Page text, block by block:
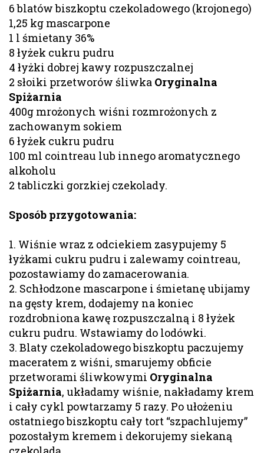
6 blatów biszkoptu czekoladowego (krojonego)
1,25 kg mascarpone
1 l śmietany 36%
8 łyżek cukru pudru
4 łyżki dobrej kawy rozpuszczalnej
2 słoiki przetworów śliwka Oryginalna
Spiżarnia
400g mrożonych wiśni rozmrożonych z
zachowanym sokiem
6 łyżek cukru pudru
100 ml cointreau lub innego aromatycznego
alkoholu
2 tabliczki gorzkiej czekolady.
Sposób przygotowania:
1. Wiśnie wraz z odciekiem zasypujemy 5
łyżkami cukru pudru i zalewamy cointreau,
pozostawiamy do zamacerowania.
2. Schłodzone mascarpone i śmietanę ubijamy
na gęsty krem, dodajemy na koniec
rozdrobniona kawę rozpuszczalną i 8 łyżek
cukru pudru. Wstawiamy do lodówki.
3. Blaty czekoladowego biszkoptu paczujemy
maceratem z wiśni, smarujemy obficie
przetworami śliwkowymi Oryginalna
Spiżarnia, układamy wiśnie, nakładamy krem
i cały cykl powtarzamy 5 razy. Po ułożeniu
ostatniego biszkoptu cały tort “szpachlujemy”
pozostałym kremem i dekorujemy siekaną